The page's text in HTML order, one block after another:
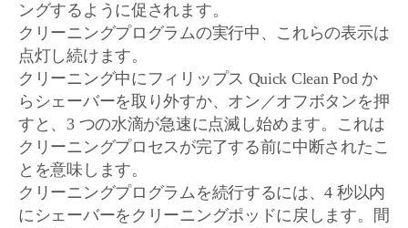
ングするように促されます。
クリーニングプログラムの実行中、これらの表示は
点灯し続けます。
クリーニング中にフィリップス Quick Clean Pod か
らシェーバーを取り外すか、オン／オフボタンを押
すと、3 つの水滴が急速に点滅し始めます。これは
クリーニングプロセスが完了する前に中断されたこ
とを意味します。
クリーニングプログラムを続行するには、4 秒以内
にシェーバーをクリーニングポッドに戻します。間